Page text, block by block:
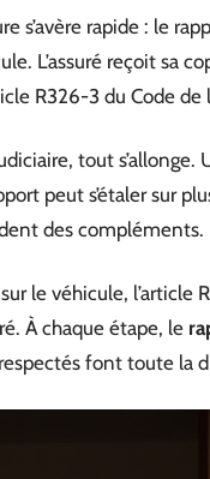
s’avère rapide : le
L’assuré reçoit sa
R326-3 du Code de
tout s’allonge.
peut s’étaler sur
des compléments.
le véhicule, l’article
À chaque étape, le
font toute la